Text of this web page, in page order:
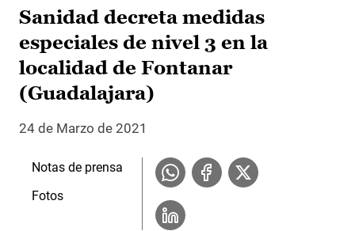
Sanidad decreta medidas
especiales de nivel 3 en la
localidad de Fontanar
(Guadalajara)
24 de Marzo de 2021
Notas de prensa
Fotos